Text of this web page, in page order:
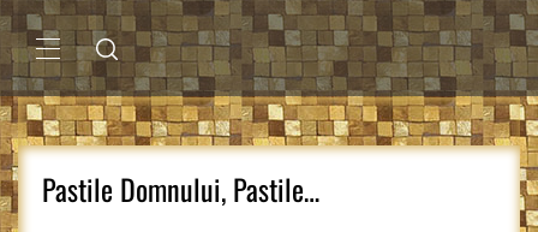
Sari
la
conținutMENIU
PRINCIPAL
Pastile Domnului, Pastile…